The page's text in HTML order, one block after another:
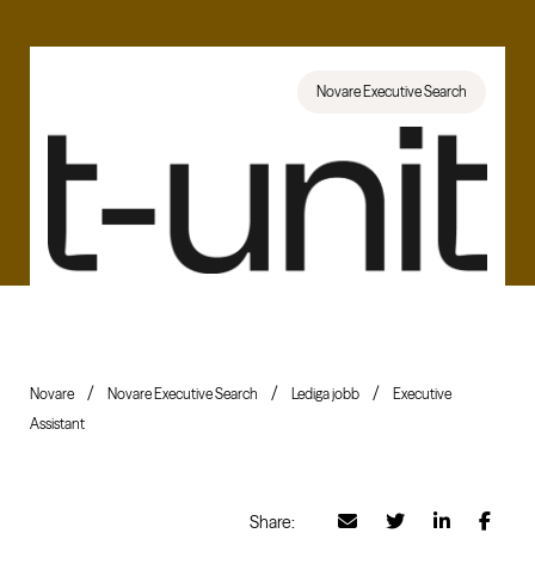
Novare Executive Search
Novare Novare Executive Search Lediga jobb
Executive
Assistant
Share: